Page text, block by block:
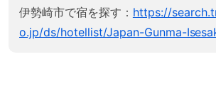
伊勢崎市で宿を探す： https://
o.jp/ds/hotellist/Japan-Gunma-